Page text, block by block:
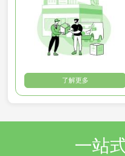
了解更多
一站